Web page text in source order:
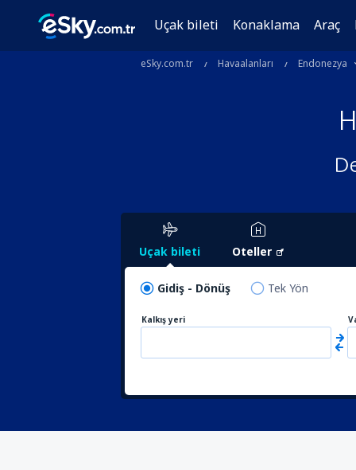
Uçak bileti Konaklama Araç
eSky.com.tr Havaalanları Endonezya
Uçak bileti Oteller
Gidiş - Dönüş Tek Yön
Kalkış yeri